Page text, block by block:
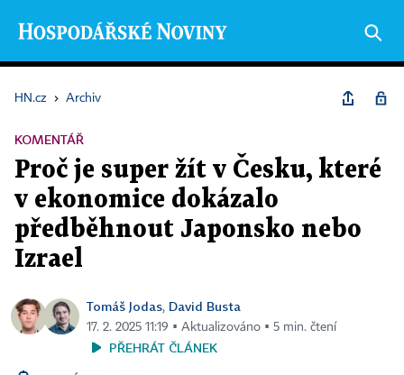
HN.cz › Archiv
KOMENTÁŘ
Proč je super žít v Česku, které
v ekonomice dokázalo
předběhnout Japonsko nebo
Izrael
Tomáš Jodas, David Busta
17. 2. 2025 11:19 ▪ Aktualizováno ▪ 5 min. čtení
PŘEHRÁT ČLÁNEK